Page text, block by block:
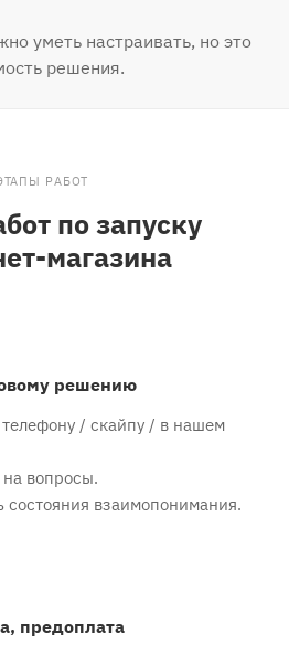
уметь настраивать, но это
решения.
РАБОТ
по запуску
магазина
решению
/ скайпу / в нашем
на вопросы.
состояния взаимопонимания.
предоплата